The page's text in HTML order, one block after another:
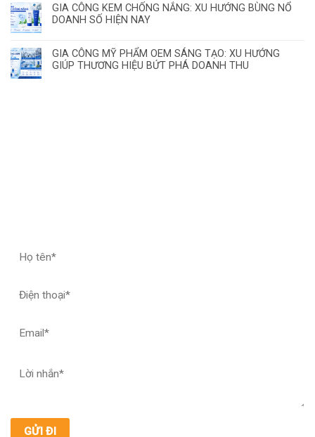
GIA CÔNG KEM CHỐNG NẮNG: XU HƯỚNG BÙNG NỔ
DOANH SỐ HIỆN NAY
GIA CÔNG MỸ PHẨM OEM SÁNG TẠO: XU HƯỚNG
GIÚP THƯƠNG HIỆU BỨT PHÁ DOANH THU